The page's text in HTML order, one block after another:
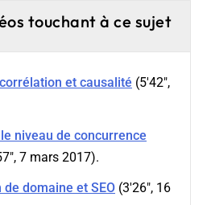
touchant à ce sujet
et causalité (5'42",
niveau de concurrence
7 mars 2017).
domaine et SEO(3'26", 16